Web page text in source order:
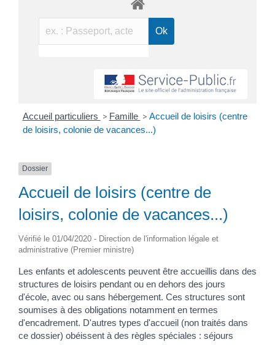
Accueil particuliers > Famille > Accueil de loisirs (centre
de loisirs, colonie de vacances...)
Dossier
Accueil de loisirs (centre de
loisirs, colonie de vacances...)
Vérifié le 01/04/2020 - Direction de l'information légale et
administrative (Premier ministre)
Les enfants et adolescents peuvent être accueillis dans des
structures de loisirs pendant ou en dehors des jours
d'école, avec ou sans hébergement. Ces structures sont
soumises à des obligations notamment en termes
d'encadrement. D'autres types d'accueil (non traités dans
ce dossier) obéissent à des règles spéciales : séjours